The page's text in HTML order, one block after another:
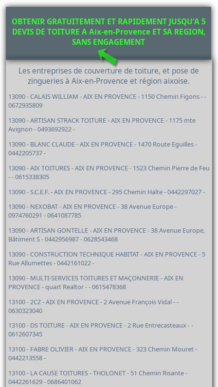
OBTENIR GRATUITEMENT ET RAPIDEMENT JUSQU'A 5
DEVIS DE TOITURE A Aix-en-Provence ET SA REGION,
SANS ENGAGEMENT
Les entreprises de couverture de toiture, et pose de
zingueries à Aix-en-Provence et région aixoise.
13090 - CALAIS WILLIAM - AIX EN PROVENCE - 1150 Chemin Figons - -
0672935809
13090 - ARTISAN STRACK TOITURE - AIX EN PROVENCE - 1175 mte
Avignon - 0493692922 -
13090 - BLANC CLAUDE - AIX EN PROVENCE - 1470 Route Eguilles -
0442205737 -
13090 - AIX TOITURES - AIX EN PROVENCE - 1523 Chemin Pierre de Feu
- - 0615338305
13090 - S.C.E.F. - AIX EN PROVENCE - 295 Chemin Halte - 0442297027 -
13090 - NEXOBAT - AIX EN PROVENCE - 38 Avenue Europe -
0974760291 - 0641087785
13090 - ARTISAN GONTELLE - AIX EN PROVENCE - 38 Avenue Europe,
Bâtiment S - 0442956987 - 0628543468
13090 - CONSTRUCTION TECHNIQUE HABITAT - AIX EN PROVENCE - 5
Rue Allumettes - 0442161022 -
13090 - MULTI-SERVICES TOITURES ET MAÇONNERIE - AIX EN
PROVENCE - quart Realtor - - 0615478368
13100 - 2CZ - AIX EN PROVENCE - 2 Avenue François Vidal - -
0630323040
13100 - DS TOITURE - AIX EN PROVENCE - 2 Rue Entrecasteaux - -
0612607345
13100 - FABRE OLIVIER - AIX EN PROVENCE - 323 Chemin Mouret -
0442213558 -
13100 - LA CAUSE TOITURES - THOLONET - 51 Chemin Risante -
0442261629 - 0686401062